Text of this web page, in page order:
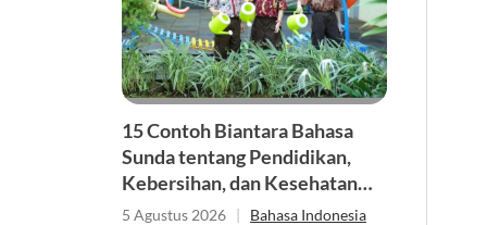
15 Contoh Biantara Bahasa
Sunda tentang Pendidikan,
Kebersihan, dan Kesehatan
Singkat
5 Agustus 2026 | Bahasa Indonesia